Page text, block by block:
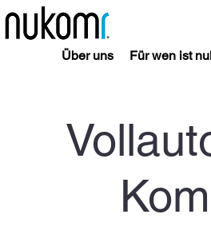
Über uns Für wen ist